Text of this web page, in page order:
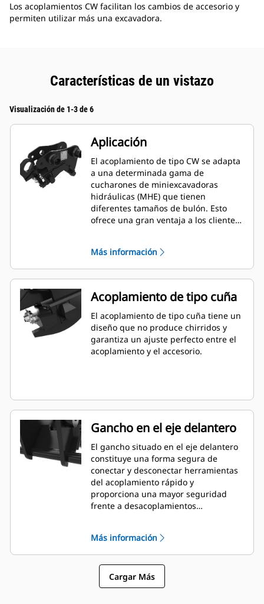
Los acoplamientos CW facilitan los cambios de accesorio y
permiten utilizar más una excavadora.
Características de un vistazo
Visualización de 1-3 de 6
Aplicación
El acoplamiento de tipo CW se adapta
a una determinada gama de
cucharones de miniexcavadoras
hidráulicas (MHE) que tienen
diferentes tamaños de bulón. Esto
ofrece una gran ventaja a los clientes
necesitan la flexibilidad de utilizar un
único cucharón para varias máquinas.
Más información
Acoplamiento de tipo cuña
El acoplamiento de tipo cuña tiene un
diseño que no produce chirridos y
garantiza un ajuste perfecto entre el
acoplamiento y el accesorio.
Gancho en el eje delantero
El gancho situado en el eje delantero
constituye una forma segura de
conectar y desconectar herramientas
del acoplamiento rápido y
proporciona una mayor seguridad
frente a desacoplamientos
Más información
Cargar Más